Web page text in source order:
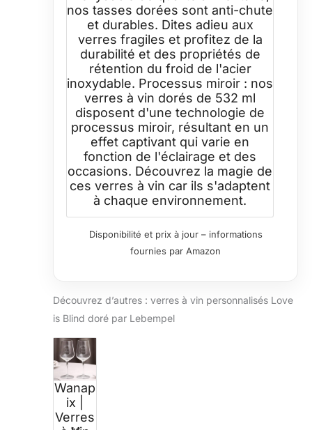
nos tasses dorées sont anti-chute
et durables. Dites adieu aux
verres fragiles et profitez de la
durabilité et des propriétés de
rétention du froid de l'acier
inoxydable. Processus miroir : nos
verres à vin dorés de 532 ml
disposent d'une technologie de
processus miroir, résultant en un
effet captivant qui varie en
fonction de l'éclairage et des
occasions. Découvrez la magie de
ces verres à vin car ils s'adaptent
à chaque environnement.
Disponibilité et prix à jour – informations
fournies par Amazon
Découvrez d’autres : verres à vin personnalisés Love
is Blind doré par Lebempel
Wanap
ix |
Verres